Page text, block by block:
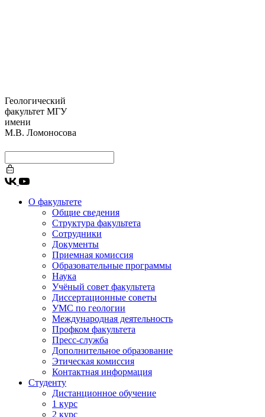
Геологический
факультет МГУ
имени
М.В. Ломоносова
О факультете
Общие сведения
Структура факультета
Сотрудники
Документы
Приемная комиссия
Образовательные программы
Наука
Учёный совет факультета
Диссертационные советы
УМС по геологии
Международная деятельность
Профком факультета
Пресс-служба
Дополнительное образование
Этическая комиссия
Контактная информация
Студенту
Дистанционное обучение
1 курс
2 курс